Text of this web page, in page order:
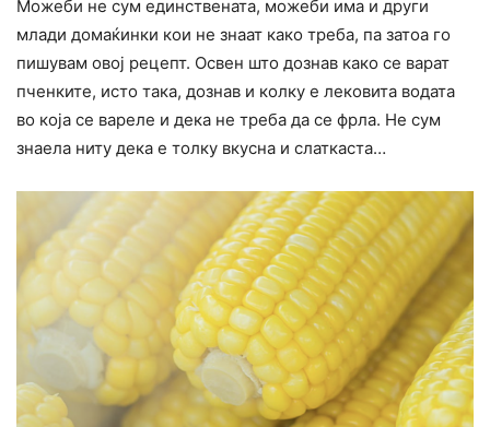
Можеби не сум единствената, можеби има и други
млади домаќинки кои не знаат како треба, па затоа го
пишувам овој рецепт. Освен што дознав како се варат
пченките, исто така, дознав и колку е лековита водата
во која се вареле и дека не треба да се фрла. Не сум
знаела ниту дека е толку вкусна и слаткаста…